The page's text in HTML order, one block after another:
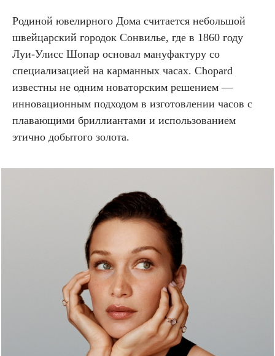
Родиной ювелирного Дома считается небольшой
швейцарский городок Сонвилье, где в 1860 году
Луи-Улисс Шопар основал мануфактуру со
специализацией на карманных часах. Chopard
известны не одним новаторским решением —
инновационным подходом в изготовлении часов с
плавающими бриллиантами и использованием
этично добытого золота.